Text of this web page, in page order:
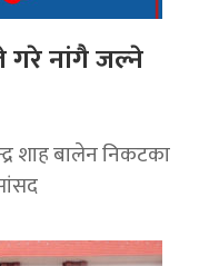
गरे नांगै जल्ने
शाह बालेन निकटका